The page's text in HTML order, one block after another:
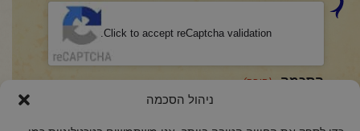
ניהול הסכמה
Click to accept reCaptcha validation.
הסכמה (חובה)
אני מאשר/ת כי קראתי והבנתי את